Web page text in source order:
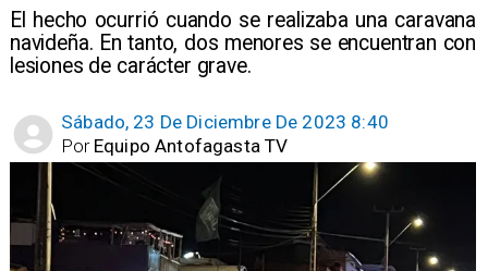
El hecho ocurrió cuando se realizaba una caravana
navideña. En tanto, dos menores se encuentran con
lesiones de carácter grave.
Sábado, 23 De Diciembre De 2023 8:40
Equipo Antofagasta TV
Por